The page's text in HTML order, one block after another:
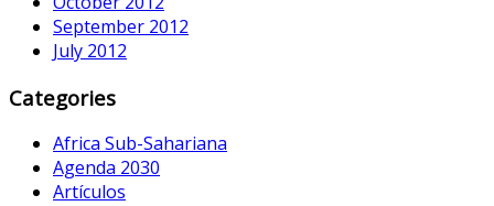
September 2012
July 2012
Categories
Africa Sub-Sahariana
Agenda 2030
Artículos